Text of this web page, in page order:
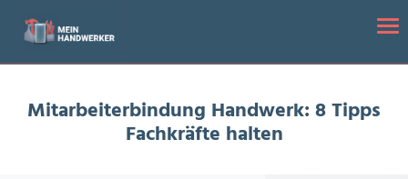
Startseite Mitarbeiterbindung Handwerk: 8 Tipps Fachkräfte halten
Mitarbeiterbindung Handwerk: 8 Tipps
Fachkräfte halten